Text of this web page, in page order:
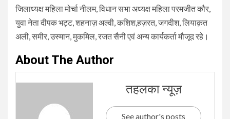
जिलाध्यक्ष महिला मोर्चा नीलम, विधान सभा अध्यक्ष महिला परमजीत कौर,
युवा नेता दीपक भट्ट, शहनाज़ अल्वी, कशिश,हज़रत, जगदीश, लियाक़त
अली, समीर, उस्मान, मुकमिल, रजत सैनी एवं अन्य कार्यकर्ता मौजूद रहे।
About The Author
तहलका न्यूज़
See author's posts